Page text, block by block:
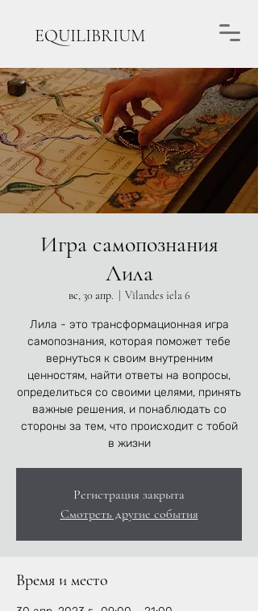
EQUILIBRIUM
Игра самопознания
Лила
вс, 30 апр. Vīlandes iela 6
Лила - это трансформационная игра
самопознания, которая поможет тебе
вернуться к своим внутренним
ценностям, найти ответы на вопросы,
определиться со своими целями, принять
важные решения, и понаблюдать со
стороны за тем, что происходит с тобой
в жизни
Регистрация закрыта
Смотреть другие события
Время и место